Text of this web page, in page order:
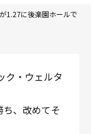
原嶋ビル1F
14:00〜19:00
ター募集
1.27に後楽園ホールで
ク・ウェルタ
、改めてそ